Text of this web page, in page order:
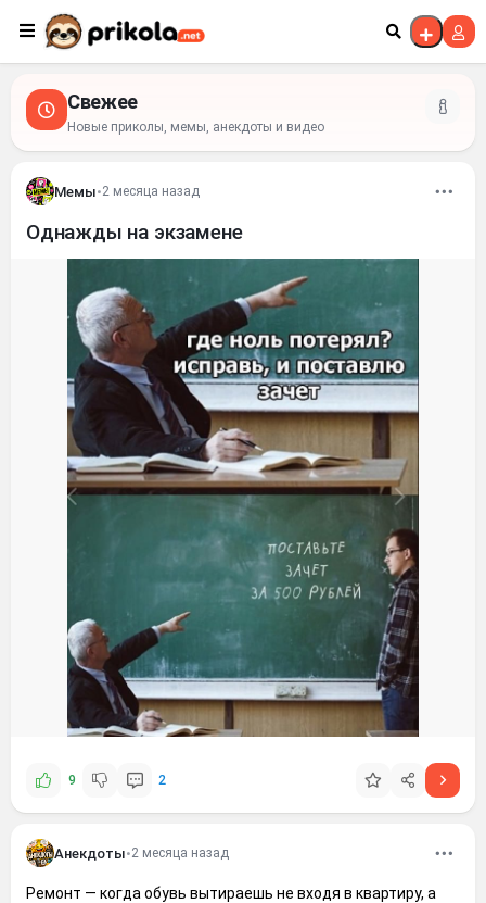
Перейти к контенту
Свежее
Новые приколы, мемы, анекдоты и видео
Мемы•2 месяца назад
Однажды на экзамене
9 2
Анекдоты•2 месяца назад
Ремонт — когда обувь вытираешь не входя в квартиру, а